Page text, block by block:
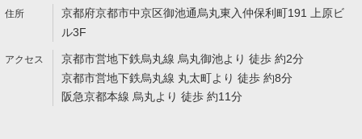
京都府京都市中京区御池通烏丸東入仲保利町191 上原ビ
ル3F
京都市営地下鉄烏丸線 烏丸御池より 徒歩 約2分
京都市営地下鉄烏丸線 丸太町より 徒歩 約8分
阪急京都本線 烏丸より 徒歩 約11分